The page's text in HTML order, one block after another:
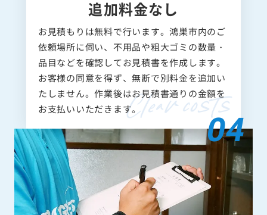
追加料金なし
お見積もりは無料で行います。鴻巣市内のご
依頼場所に伺い、不用品や粗大ゴミの数量・
品目などを確認してお見積書を作成します。
お客様の同意を得ず、無断で別料金を追加い
たしません。作業後はお見積書通りの金額を
お支払いいただきます。